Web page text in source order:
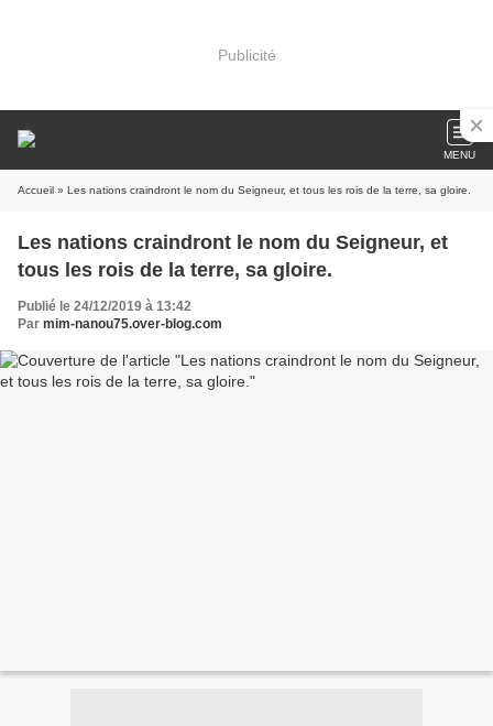
Publicité
MENU
Accueil » Les nations craindront le nom du Seigneur, et tous les rois de la terre, sa gloire.
Les nations craindront le nom du Seigneur, et
tous les rois de la terre, sa gloire.
Publié le 24/12/2019 à 13:42
Par mim-nanou75.over-blog.com